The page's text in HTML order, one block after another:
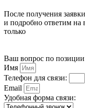
После получения
и подробно ответим на
только
Ваш вопрос по
Имя
Телефон для связи:
Email
Удобная форма связи: